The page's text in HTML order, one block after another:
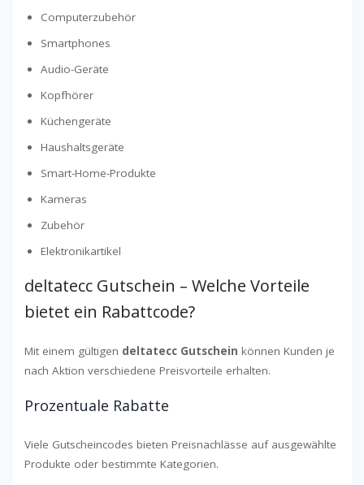
Computerzubehör
Smartphones
Audio-Geräte
Kopfhörer
Küchengeräte
Haushaltsgeräte
Smart-Home-Produkte
Kameras
Zubehör
Elektronikartikel
deltatecc Gutschein – Welche Vorteile
bietet ein Rabattcode?
Mit einem gültigen deltatecc Gutschein können Kunden je
nach Aktion verschiedene Preisvorteile erhalten.
Prozentuale Rabatte
Viele Gutscheincodes bieten Preisnachlässe auf ausgewählte
Produkte oder bestimmte Kategorien.